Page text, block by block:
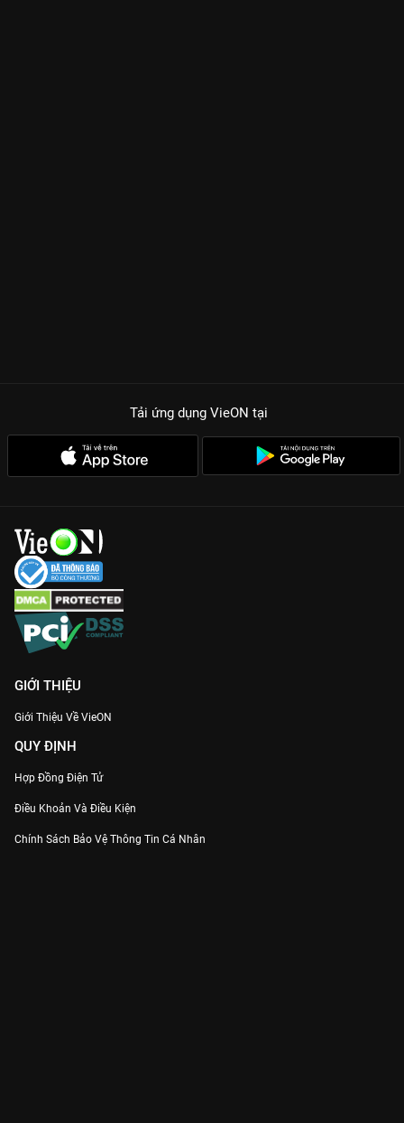
Tải ứng dụng VieON tại
GIỚI THIỆU
Giới Thiệu Về VieON
QUY ĐỊNH
Hợp Đồng Điện Tử
Điều Khoản Và Điều Kiện
Chính Sách Bảo Vệ Thông Tin Cá Nhân